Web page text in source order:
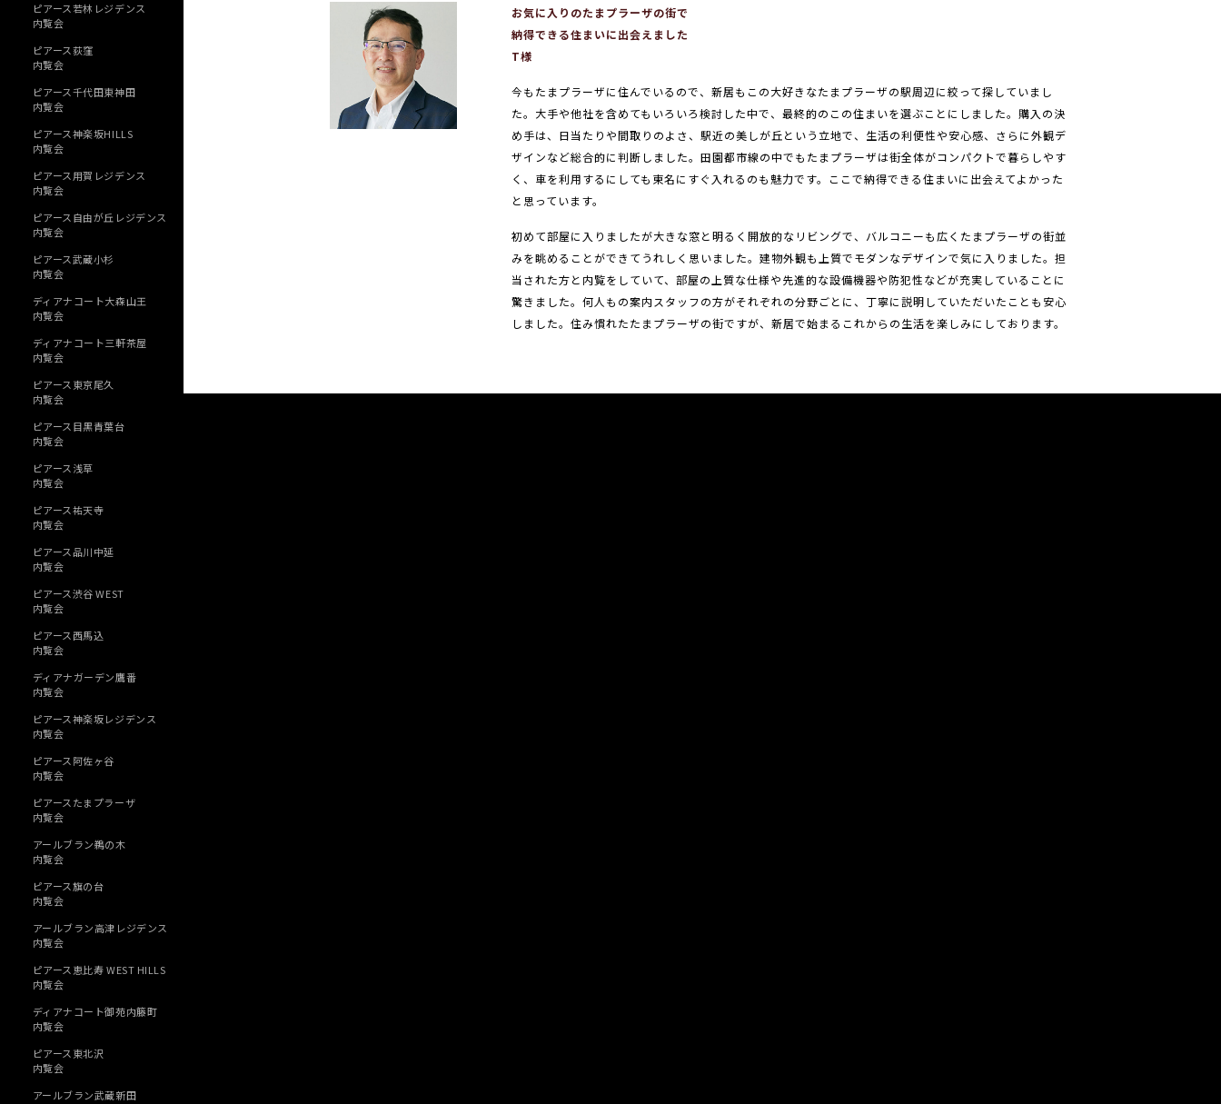
お気に入りのたまプラーザの街で
納得できる住まいに出会えました
T様
今もたまプラーザに住んでいるので、新居もこの大好きなたまプラーザの駅周辺に絞って探していまし
た。大手や他社を含めてもいろいろ検討した中で、最終的のこの住まいを選ぶことにしました。購入の決
め手は、日当たりや間取りのよさ、駅近の美しが丘という立地で、生活の利便性や安心感、さらに外観デ
ザインなど総合的に判断しました。田園都市線の中でもたまプラーザは街全体がコンパクトで暮らしやす
く、車を利用するにしても東名にすぐ入れるのも魅力です。ここで納得できる住まいに出会えてよかった
と思っています。
初めて部屋に入りましたが大きな窓と明るく開放的なリビングで、バルコニーも広くたまプラーザの街並
みを眺めることができてうれしく思いました。建物外観も上質でモダンなデザインで気に入りました。担
当された方と内覧をしていて、部屋の上質な仕様や先進的な設備機器や防犯性などが充実していることに
驚きました。何人もの案内スタッフの方がそれぞれの分野ごとに、丁寧に説明していただいたことも安心
しました。住み慣れたたまプラーザの街ですが、新居で始まるこれからの生活を楽しみにしております。
ピアース若林レジデンス
内覧会
ピアース荻窪
内覧会
ピアース千代田東神田
内覧会
ピアース神楽坂HILLS
内覧会
ピアース用賀レジデンス
内覧会
ピアース自由が丘レジデンス
内覧会
ピアース武蔵小杉
内覧会
ディアナコート大森山王
内覧会
ディアナコート三軒茶屋
内覧会
ピアース東京尾久
内覧会
ピアース目黒青葉台
内覧会
ピアース浅草
内覧会
ピアース祐天寺
内覧会
ピアース品川中延
内覧会
ピアース渋谷 WEST
内覧会
ピアース西馬込
内覧会
ディアナガーデン鷹番
内覧会
ピアース神楽坂レジデンス
内覧会
ピアース阿佐ヶ谷
内覧会
ピアースたまプラーザ
内覧会
アールブラン鵜の木
内覧会
ピアース旗の台
内覧会
アールブラン高津レジデンス
内覧会
ピアース恵比寿 WEST HILLS
内覧会
ディアナコート御苑内籐町
内覧会
ピアース東北沢
内覧会
アールブラン武蔵新田